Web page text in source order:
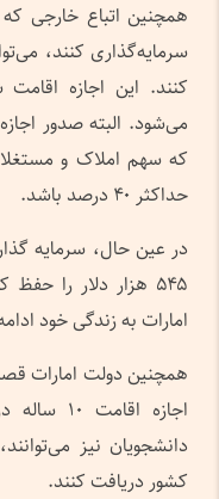
کنند. این اجازه اقامت
می‌شود. البته صدور
که سهم املاک و
حداکثر ۴۰ درصد باشد.
در عین حال، سرمایه
۵۴۵ هزار دلار را
امارات به زندگی خود
همچنین دولت امارات
اجازه
دانشجویان نیز
کشور دریافت کنند.